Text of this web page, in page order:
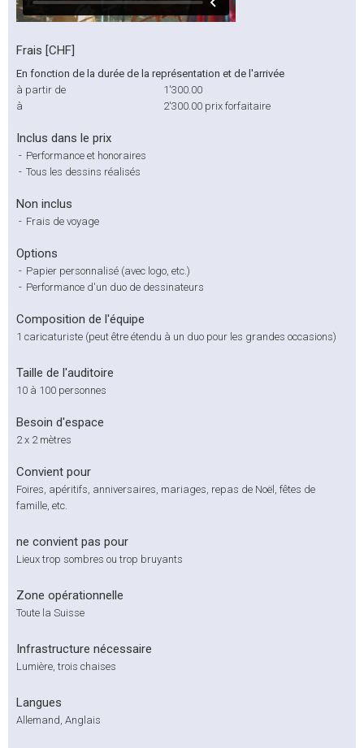
Frais [CHF]
En fonction de la durée de la représentation et de l'arrivée
à partir de
1'300.00
à
2'300.00 prix forfaitaire
Inclus dans le prix
- Performance et honoraires
- Tous les dessins réalisés
Non inclus
- Frais de voyage
Options
- Papier personnalisé (avec logo, etc.)
- Performance d'un duo de dessinateurs
Composition de l'équipe
1 caricaturiste (peut être étendu à un duo pour les grandes occasions)
Taille de l'auditoire
10 à 100 personnes
Besoin d'espace
2 x 2 mètres
Convient pour
Foires, apéritifs, anniversaires, mariages, repas de Noël, fêtes de
famille, etc.
ne convient pas pour
Lieux trop sombres ou trop bruyants
Zone opérationnelle
Toute la Suisse
Infrastructure nécessaire
Lumière, trois chaises
Langues
Allemand, Anglais